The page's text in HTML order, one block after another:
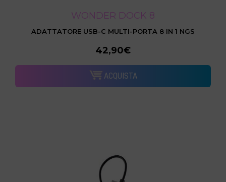
WONDER DOCK 8
ADATTATORE USB-C MULTI-PORTA 8 IN 1 NGS
42,90€
ACQUISTA